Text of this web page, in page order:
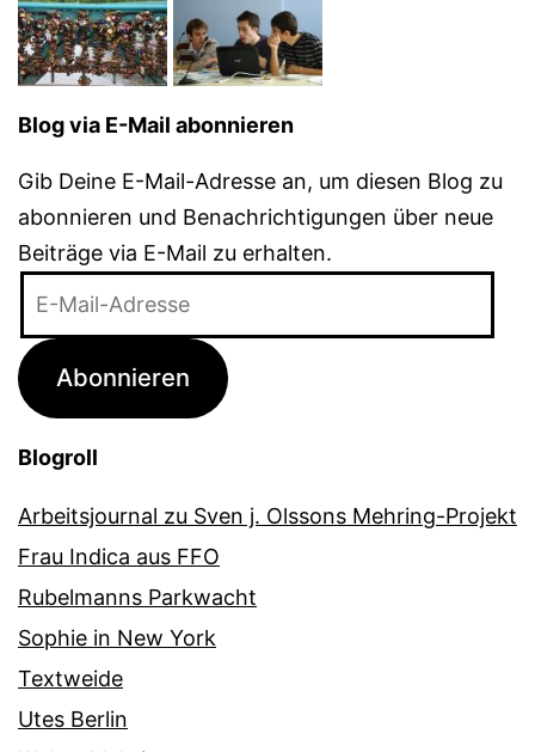
Blog via E-Mail abonnieren
Gib Deine E-Mail-Adresse an, um diesen Blog zu
abonnieren und Benachrichtigungen über neue
Beiträge via E-Mail zu erhalten.
Adresse
Abonnieren
Blogroll
Arbeitsjournal zu Sven j. Olssons Mehring-Projekt
Frau Indica aus FFO
Rubelmanns Parkwacht
Sophie in New York
Textweide
Utes Berlin